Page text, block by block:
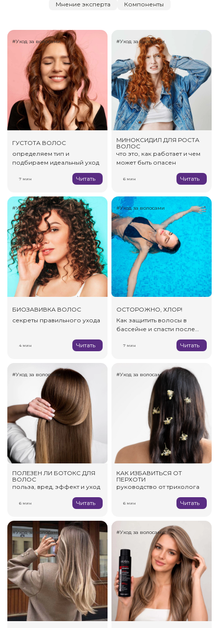
Мнение эксперта
Компоненты
#Уход за волосами
ГУСТОТА ВОЛОС
определяем тип и
подбираем идеальный уход
Читать
7 мин
#Уход за волосами
МИНОКСИДИЛ ДЛЯ РОСТА
ВОЛОС
что это, как работает и чем
может быть опасен
Читать
6 мин
#Уход за волосами
БИОЗАВИВКА ВОЛОС
секреты правильного ухода
Читать
4 мин
#Уход за волосами
ОСТОРОЖНО, ХЛОР!
Как защитить волосы в
бассейне и спасти после
Читать
7 мин
#Уход за волосами
ПОЛЕЗЕН ЛИ БОТОКС ДЛЯ
ВОЛОС
польза, вред, эффект и уход
Читать
6 мин
#Уход за волосами
КАК ИЗБАВИТЬСЯ ОТ
ПЕРХОТИ
руководство от трихолога
Читать
6 мин
#Уход за волосами #Уход за волосами